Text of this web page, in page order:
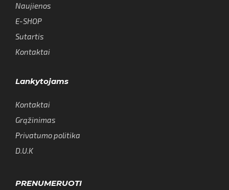
Naujienos
E-SHOP
Sutartis
Kontaktai
Lankytojams
Kontaktai
Grąžinimas
Privatumo politika
D.U.K
PRENUMERUOTI